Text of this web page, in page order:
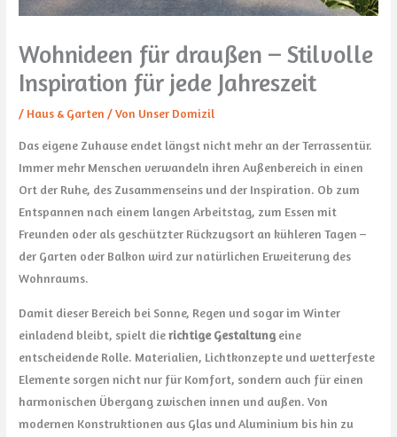
Wohnideen für draußen – Stilvolle
Inspiration für jede Jahreszeit
/ Haus & Garten / Von Unser Domizil
Das eigene Zuhause endet längst nicht mehr an der Terrassentür.
Immer mehr Menschen verwandeln ihren Außenbereich in einen
Ort der Ruhe, des Zusammenseins und der Inspiration. Ob zum
Entspannen nach einem langen Arbeitstag, zum Essen mit
Freunden oder als geschützter Rückzugsort an kühleren Tagen –
der Garten oder Balkon wird zur natürlichen Erweiterung des
Wohnraums.
Damit dieser Bereich bei Sonne, Regen und sogar im Winter
einladend bleibt, spielt dierichtige Gestaltung eine
entscheidende Rolle. Materialien, Lichtkonzepte und wetterfeste
Elemente sorgen nicht nur für Komfort, sondern auch für einen
harmonischen Übergang zwischen innen und außen. Von
modernen Konstruktionen aus Glas und Aluminium bis hin zu